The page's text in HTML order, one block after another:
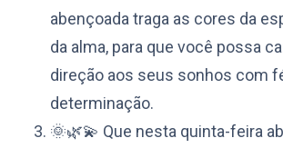
abençoada traga as cores da
da alma, para que você possa
direção aos seus sonhos com
determinação.
🌞🌿💫 Que nesta quinta-feira